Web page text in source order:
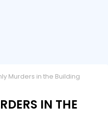
Murders in the Building
IN THE